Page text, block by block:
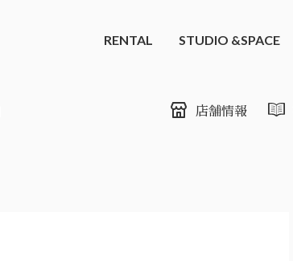
RENTAL STUDIO &SPACE
店舗情報